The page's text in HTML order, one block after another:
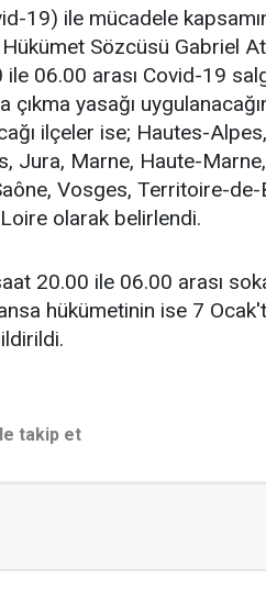
19) ile mücadele
Sözcüsü Gabriel
06.00 arası Covid-19
yasağı
ilçeler ise; Hautes-
Jura, Marne, Haute-
Vosges, Territoire-
olarak belirlendi.
20.00 ile 06.00 arası
hükümetinin ise 7
takip et